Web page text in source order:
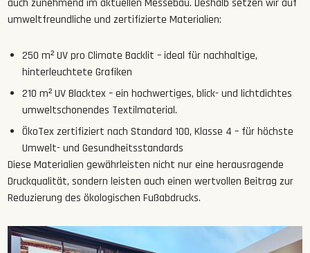
auch zunehmend im aktuellen Messebau. Deshalb setzen wir auf
umweltfreundliche und zertifizierte Materialien:
250 m² UV pro Climate Backlit – ideal für nachhaltige,
hinterleuchtete Grafiken
210 m² UV Blacktex – ein hochwertiges, blick- und lichtdichtes
umweltschonendes Textilmaterial.
ÖkoTex zertifiziert nach Standard 100, Klasse 4 – für höchste
Umwelt- und Gesundheitsstandards
Diese Materialien gewährleisten nicht nur eine herausragende
Druckqualität, sondern leisten auch einen wertvollen Beitrag zur
Reduzierung des ökologischen Fußabdrucks.